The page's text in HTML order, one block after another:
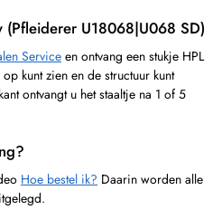
(Pfleiderer U18068|U068 SD)
Service en ontvang een stukje HPL
kunt zien en de structuur kunt
ontvangt u het staaltje na 1 of 5
Hoe bestel ik? Daarin worden alle